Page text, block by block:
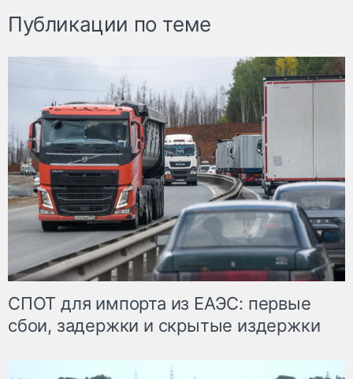
Публикации по теме
СПОТ для импорта из ЕАЭС: первые
сбои, задержки и скрытые издержки